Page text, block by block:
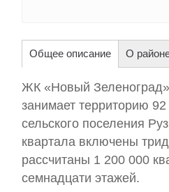
Общее описание О
ЖК «Новый Зеленоград»
занимает территорию
сельского поселения
квартала включены
рассчитаны 1 200 000
семнадцати этажей.